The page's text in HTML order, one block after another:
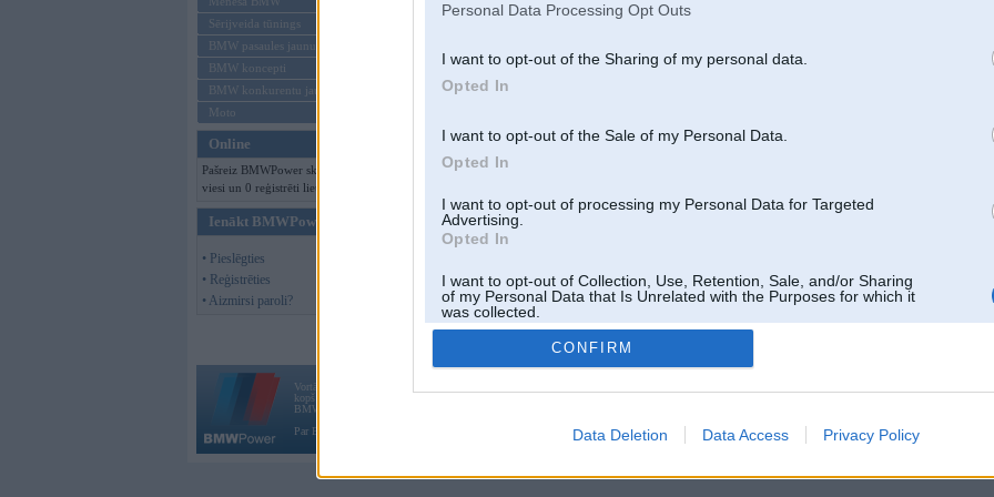
Personal Data Processing Opt Outs
I want to opt-out of the Sharing of my personal data.
Opted In
I want to opt-out of the Sale of my Personal Data.
Opted In
I want to opt-out of processing my Personal Data for Targeted
Advertising.
Opted In
I want to opt-out of Collection, Use, Retention, Sale, and/or Sharing
of my Personal Data that Is Unrelated with the Purposes for which it
was collected.
Opted Out
CONFIRM
Data Deletion Data Access Privacy Policy
Sērijveida tūnings
BMW pasaules jaunumi
BMW koncepti
BMW konkurentu jaunumi
Moto
Online
Pašreiz BMWPower skatās 398
viesi un 0 reģistrēti lietotāji.
Ienākt BMWPower
• Pieslēgties
• Reģistrēties
• Aizmirsi paroli?
Vortāls BMWPower.lv darbojas
kopš 2002. gada 14. maija. Tas nav auto klubs un nav saistīts ar
BMW AG.
Par BMWPower